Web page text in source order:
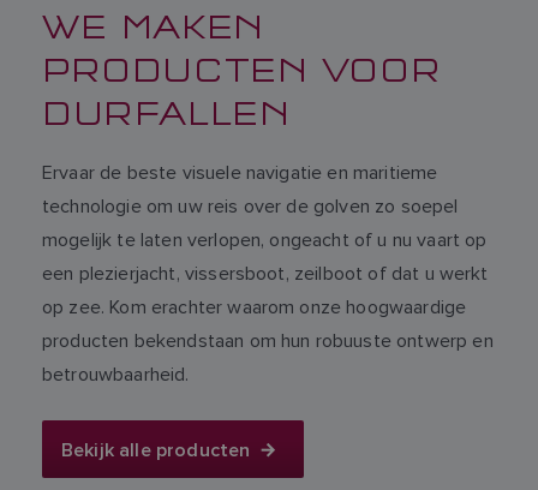
WE MAKEN
PRODUCTEN VOOR
DURFALLEN
Ervaar de beste visuele navigatie en maritieme
technologie om uw reis over de golven zo soepel
mogelijk te laten verlopen, ongeacht of u nu vaart op
een plezierjacht, vissersboot, zeilboot of dat u werkt
op zee. Kom erachter waarom onze hoogwaardige
producten bekendstaan om hun robuuste ontwerp en
betrouwbaarheid.
Bekijk alle producten